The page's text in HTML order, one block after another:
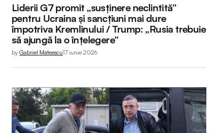
Liderii G7 promit „susținere neclintită”
pentru Ucraina și sancțiuni mai dure
împotriva Kremlinului / Trump: „Rusia trebuie
să ajungă la o înțelegere”
by Gabriel Mateescu17 iunie 2026